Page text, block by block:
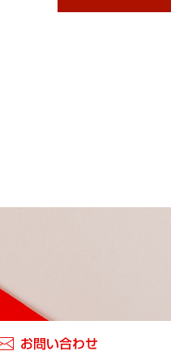
お問い合わせ